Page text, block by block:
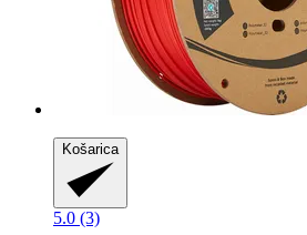
Košarica
5.0 (3)